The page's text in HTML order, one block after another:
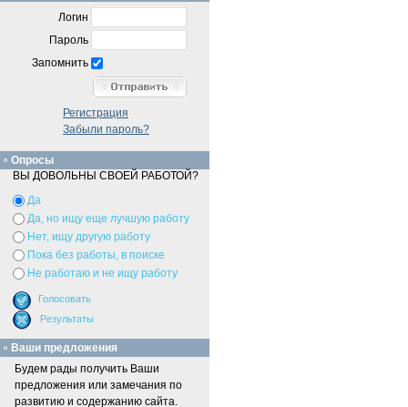
Логин
Пароль
Запомнить
Регистрация
Забыли пароль?
Опросы
ВЫ ДОВОЛЬНЫ СВОЕЙ РАБОТОЙ?
Да
Да, но ищу еще лучшую работу
Нет, ищу другую работу
Пока без работы, в поиске
Не работаю и не ищу работу
Ваши предложения
Будем рады получить Ваши
предложения или замечания по
развитию и содержанию сайта.